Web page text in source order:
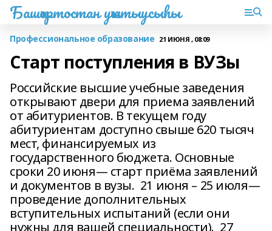
Башҡортостан уҡытыусыһы
Профессиональное образование 21 ИЮНЯ , 08:09
Старт поступления в ВУЗы
Российские высшие учебные заведения
открывают двери для приема заявлений
от абитуриентов. В текущем году
абитуриентам доступно свыше 620 тысяч
мест, финансируемых из
государственного бюджета. Основные
сроки 20 июня— старт приёма заявлений
и документов в вузы. 21 июня – 25 июля—
проведение дополнительных
вступительных испытаний (если они
нужны для вашей специальности). 27